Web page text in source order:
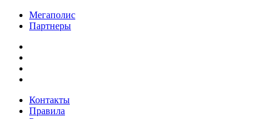
Мегаполис
Партнеры
Контакты
Правила